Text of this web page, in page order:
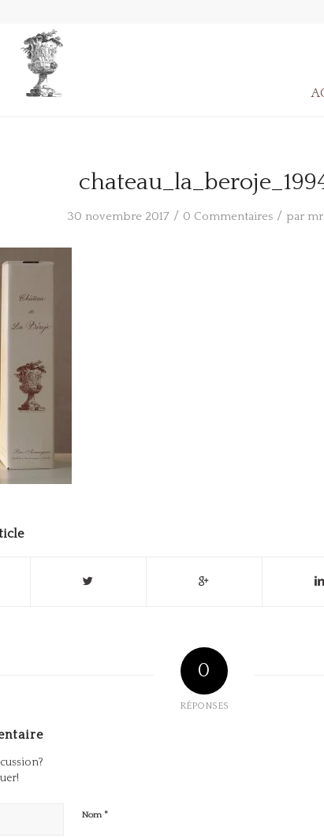
30 novembre 2017 / 0 Commentaires / par
0
RÉPONSES
Nom *